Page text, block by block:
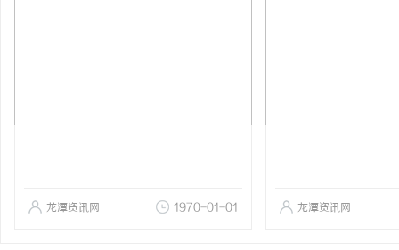
龙潭资讯网 1970-01-01 龙潭资讯网